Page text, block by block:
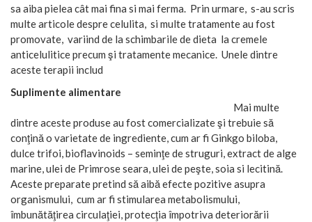
sa aiba pielea cât mai fina si mai ferma. Prin urmare, s-au scris
multe articole despre celulita, si multe tratamente au fost
promovate, variind de la schimbarile de dieta la cremele
anticelulitice precum şi tratamente mecanice. Unele dintre
aceste terapii includ
Suplimente alimentare
Mai multe
dintre aceste produse au fost comercializate şi trebuie să
conţină o varietate de ingrediente, cum ar fi Ginkgo biloba,
dulce trifoi, bioflavinoids – seminţe de struguri, extract de alge
marine, ulei de Primrose seara, ulei de peşte, soia si lecitină.
Aceste preparate pretind să aibă efecte pozitive asupra
organismului, cum ar fi stimularea metabolismului,
îmbunătăţirea circulaţiei, protecţia împotriva deteriorării